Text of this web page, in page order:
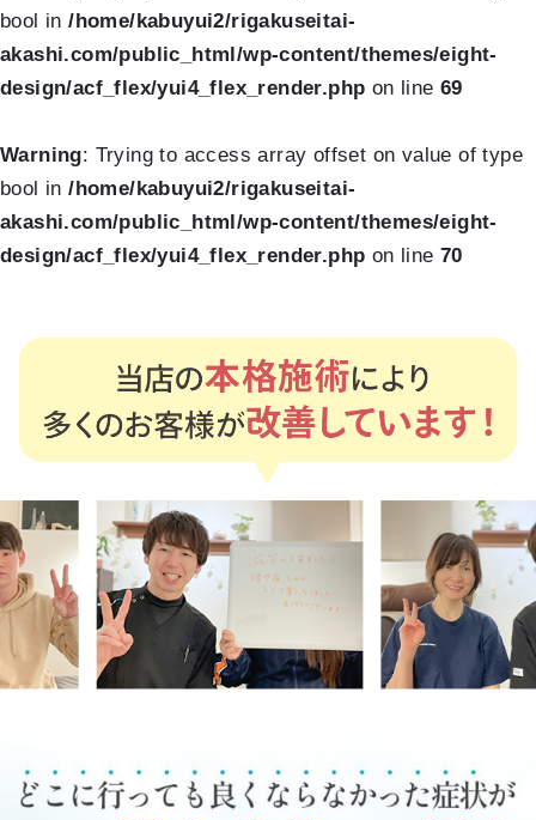
bool in/home/kabuyui2/rigakuseitai-
akashi.com/public_html/wp-content/themes/eight-
design/acf_flex/yui4_flex_render.php on line69
Warning: Trying to access array offset on value of type
bool in/home/kabuyui2/rigakuseitai-
akashi.com/public_html/wp-content/themes/eight-
design/acf_flex/yui4_flex_render.php on line70